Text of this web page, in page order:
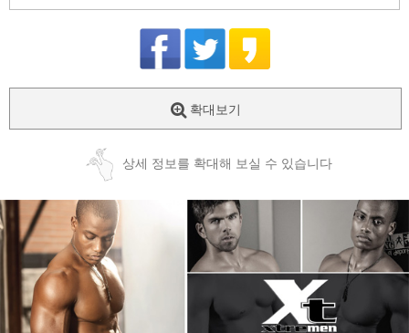
확대보기
상세 정보를 확대해 보실 수 있습니다